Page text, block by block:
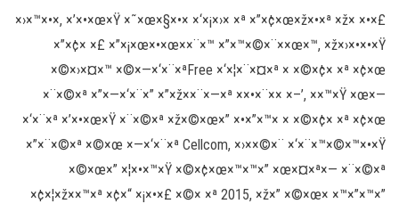
×›×™×•×, ×’×•×œ×Ÿ ×˜×œ×§×•× ×‘×¡×›× ×ª ×”×¢×œ×ž×•×ª ×ž× ×•×£
×”×¢× ×£ ×”×¡×œ×•×œ××¨×™ ×”×™×©×¨××œ×™, ×ž×›×•×•×Ÿ
×©×›×¤×™ ×©×—×‘×¨×ªFree ×‘×¦×¨×¤×ª × ×©×¢× ×ª ×¢×œ
×¨×©×ª ×”×—×‘×¨×” ×”×ž××¨×—×ª ××•×¨×× ×–’, ××™×Ÿ ×œ×—
×‘×¨×ª ×’×•×œ×Ÿ ×¨×©×ª ×ž×©×œ×” ×•×”×™× × ×©×¢× ×ª ×¢×œ
×”×¨×©×ª ×©×œ ×—×‘×¨×ª Cellcom, ×›××©×¨ ×‘×¨×™×©×™×•×Ÿ
×©×œ×” ×¦×•×™×Ÿ ×©×¢×œ×™×™×” ×œ×¤×ª×— ×¨×©×ª
×¢×¦×ž××™×ª ×¢×“ ×¡×•×£ ×©× ×ª 2015, ×ž×” ×©×œ× ×™×”×™×”